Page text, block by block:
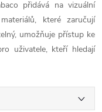
přidává na vizuální
které zaručují
umožňuje přístup ke
uživatele, kteří hledají